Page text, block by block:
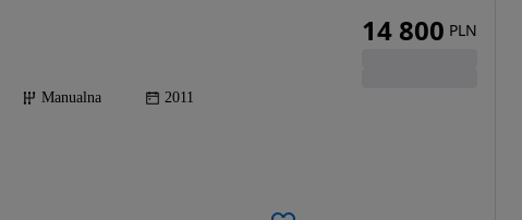
Manualna 2011
14 800 PLN